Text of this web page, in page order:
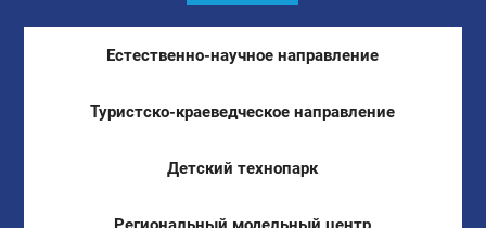
Естественно-научное направление
Туристско-краеведческое направление
Детский технопарк